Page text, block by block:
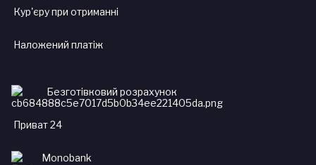
Кур'єру при отриманні
Наложений платіж
Безготівковий розрахунок
Приват 24
Monobank